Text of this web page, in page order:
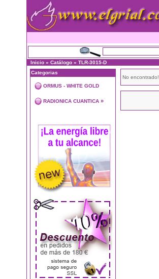
Inicio » Catálogo » TLR-3015-D
Categorias
ORMUS - WHITE GOLD
RADIONICA CUANTICA »
No encontrado!